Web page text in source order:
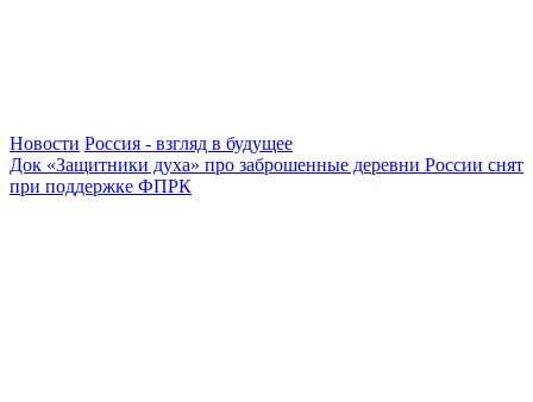
Новости Россия - взгляд в будущее
Док «Защитники духа» про заброшенные деревни России снят
при поддержке ФПРК